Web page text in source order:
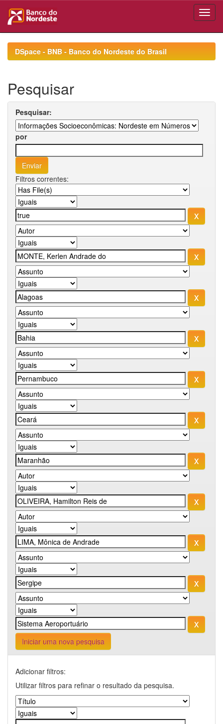
navigationDSpace - BNB - Banco do Nordeste do Brasil
Pesquisar
Pesquisar:
por
Filtros correntes:
Iniciar uma nova pesquisa
Adicionar filtros:
Utilizar filtros para refinar o resultado da pesquisa.